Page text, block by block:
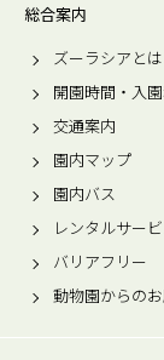
総合案内
ズーラシアとは
開園時間・入
交通案内
園内マップ
園内バス
レンタルサー
バリアフリー
動物園からの